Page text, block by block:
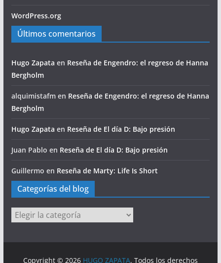
WordPress.org
Últimos comentarios
Hugo Zapata en Reseña de Engendro: el regreso de Hanna
Bergholm
alquimistafmen Reseña de Engendro: el regreso de Hanna
Bergholm
Hugo Zapata en Reseña de El día D: Bajo presión
Juan Pablo en Reseña de El día D: Bajo presión
Guillermo en Reseña de Marty: Life Is Short
Categorías del blog
Categorías
del
Copyright © 2026 HUGO ZAPATA. Todos los derechos